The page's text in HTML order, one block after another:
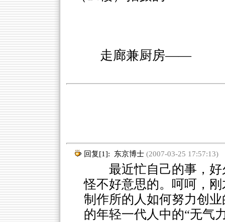
走廊兼厨房——
回复[1]: 东京博士(2007-03-25 17:57:13)
最近忙自己的事，好
怪不好意思的。呵呵，
制作所的人如何努力创
的年轻一代人中的“无气